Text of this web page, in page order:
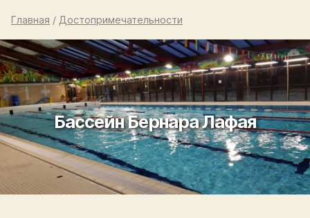
Главная / Достопримечательности
Бассейн Бернара Лафая